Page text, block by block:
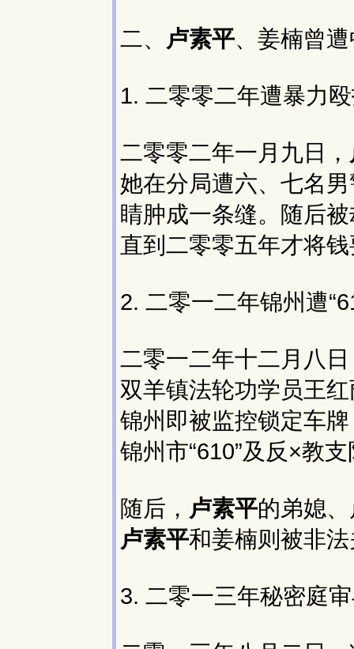
二、 卢素平、姜楠曾
1. 二零零二年遭暴力
二零零二年一月九日，
她在分局遭六、七名
睛肿成一条缝。随后
直到二零零五年才将
2. 二零一二年锦州遭
二零一二年十二月八
双羊镇法轮功学员王
锦州即被监控锁定车
锦州市“610”及反×教
随后， 卢素平的弟媳
卢素平和姜楠则被非
3. 二零一三年秘密庭